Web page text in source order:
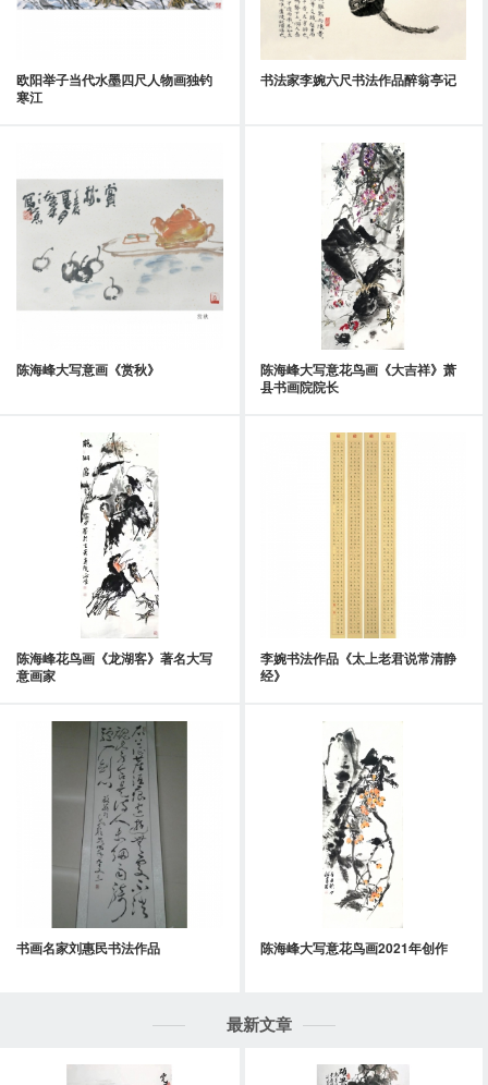
欧阳举子当代水墨四尺人物画独钓
寒江
书法家李婉六尺书法作品醉翁亭记
陈海峰大写意画《赏秋》
陈海峰大写意花鸟画《大吉祥》萧
县书画院院长
陈海峰花鸟画《龙湖客》著名大写
意画家
李婉书法作品《太上老君说常清静
经》
书画名家刘惠民书法作品 陈海峰大写意花鸟画2021年创作
最新文章